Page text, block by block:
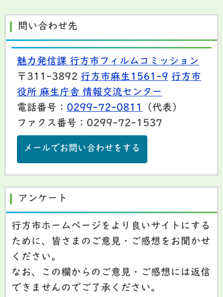
問い合わせ先
魅力発信課 行方市フィルムコミッション
〒311-3892 行方市麻生1561-9 行方市
役所 麻生庁舎 情報交流センター
電話番号： 0299-72-0811
（代表）
ファクス番号：0299-72-1537
メールでお問い合わせをする
アンケート
行方市ホームページをより良いサイトにする
ために、皆さまのご意見・ご感想をお聞かせ
ください。
なお、この欄からのご意見・ご感想には返信
できませんのでご了承ください。